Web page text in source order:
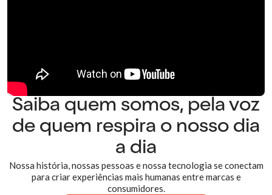
Saiba quem somos, pela voz
de quem respira o nosso dia
a dia
Nossa história, nossas pessoas e nossa tecnologia se conectam
para criar experiências mais humanas entre marcas e
consumidores.